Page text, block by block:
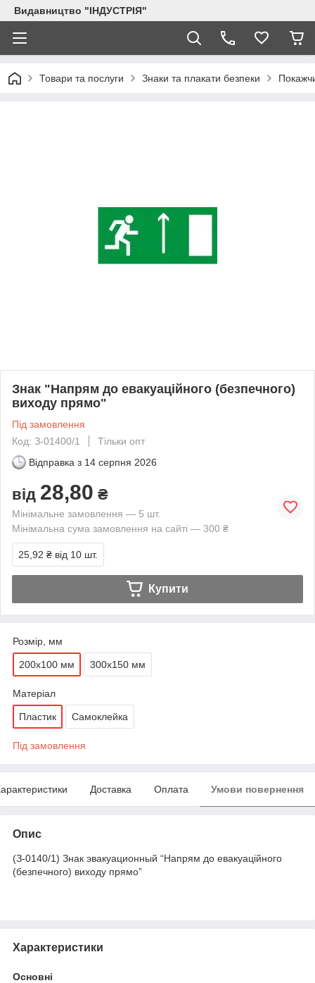
Видавництво "ІНДУСТРІЯ"
Товари та послуги Знаки та плакати безпеки
Знак "Напрям до евакуаційного (безпечного)
виходу прямо"
Під замовлення
Код: З-01400/1
Тільки опт
Відправка з 14 серпня 2026
від 28,80 ₴
Мінімальне замовлення — 5 шт.
Мінімальна сума замовлення на сайті — 300 ₴
25,92 ₴ від 10 шт.
Купити
Розмір, мм
200х100 мм 300х150 мм
Матеріал
Пластик Самоклейка
Під замовлення
Доставка Оплата Умови повернення
Опис
(З-0140/1) Знак эвакуационный “Напрям до евакуаційного
(безпечного) виходу прямо”
Характеристики
Основні